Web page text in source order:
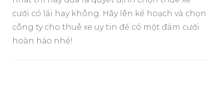
cưới có lái hay không. Hãy lên kế hoạch và chọn
công ty cho thuê xe uy tin để có một đám cưới
hoàn hảo nhé!